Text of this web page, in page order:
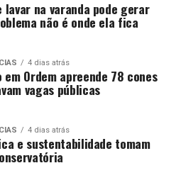
lavar na varanda pode gerar
não é onde ela fica
4 dias atrás
Ordem apreende 78 cones
vagas públicas
4 dias atrás
e sustentabilidade tomam